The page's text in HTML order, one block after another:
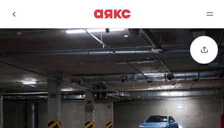
г. Краснодар
Избранное
0 объявлений
Сравнение
0 объявлений